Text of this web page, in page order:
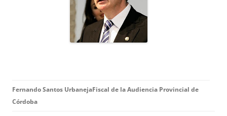
Fernando Santos UrbanejaFiscal de la Audiencia Provincial de
Córdoba